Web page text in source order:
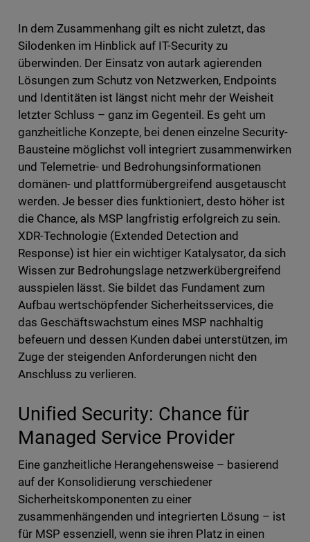
In dem Zusammenhang gilt es nicht zuletzt, das
Silodenken im Hinblick auf IT-Security zu
überwinden. Der Einsatz von autark agierenden
Lösungen zum Schutz von Netzwerken, Endpoints
und Identitäten ist längst nicht mehr der Weisheit
letzter Schluss – ganz im Gegenteil. Es geht um
ganzheitliche Konzepte, bei denen einzelne Security-
Bausteine möglichst voll integriert zusammenwirken
und Telemetrie- und Bedrohungsinformationen
domänen- und plattformübergreifend ausgetauscht
werden. Je besser dies funktioniert, desto höher ist
die Chance, als MSP langfristig erfolgreich zu sein.
XDR-Technologie (Extended Detection and
Response) ist hier ein wichtiger Katalysator, da sich
Wissen zur Bedrohungslage netzwerkübergreifend
ausspielen lässt. Sie bildet das Fundament zum
Aufbau wertschöpfender Sicherheitsservices, die
das Geschäftswachstum eines MSP nachhaltig
befeuern und dessen Kunden dabei unterstützen, im
Zuge der steigenden Anforderungen nicht den
Anschluss zu verlieren.
Unified Security: Chance für
Managed Service Provider
Eine ganzheitliche Herangehensweise – basierend
auf der Konsolidierung verschiedener
Sicherheitskomponenten zu einer
zusammenhängenden und integrierten Lösung – ist
für MSP essenziell, wenn sie ihren Platz in einen